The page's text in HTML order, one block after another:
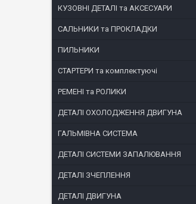
КУЗОВНІ ДЕТАЛІ та АКСЕСУАРИ
САЛЬНИКИ та ПРОКЛАДКИ
ПИЛЬНИКИ
СТАРТЕРИ та комплектуючі
РЕМЕНІ та РОЛИКИ
ДЕТАЛІ ОХОЛОДЖЕННЯ ДВИГУНА
ГАЛЬМІВНА СИСТЕМА
ДЕТАЛІ СИСТЕМИ ЗАПАЛЮВАННЯ
ДЕТАЛІ ЗЧЕПЛЕННЯ
ДЕТАЛІ ДВИГУНА